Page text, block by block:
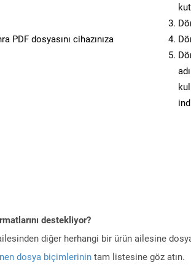
dosyasını cihazınıza
destekliyor?
diğer herhangi bir ürün ailesine dosya
dosya biçimlerinin tam listesine göz atın.